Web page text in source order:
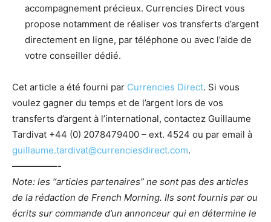
accompagnement précieux. Currencies Direct vous
propose notamment de réaliser vos transferts d’argent
directement en ligne, par téléphone ou avec l’aide de
votre conseiller dédié.
Cet article a été fourni par Currencies Direct. Si vous
voulez gagner du temps et de l’argent lors de vos
transferts d’argent à l’international, contactez Guillaume
Tardivat +44 (0) 2078479400 – ext. 4524 ou par email à
guillaume.tardivat@currenciesdirect.com.
—————-
Note: les “articles partenaires” ne sont pas des articles
de la rédaction de French Morning. Ils sont fournis par ou
écrits sur commande d’un annonceur qui en détermine le